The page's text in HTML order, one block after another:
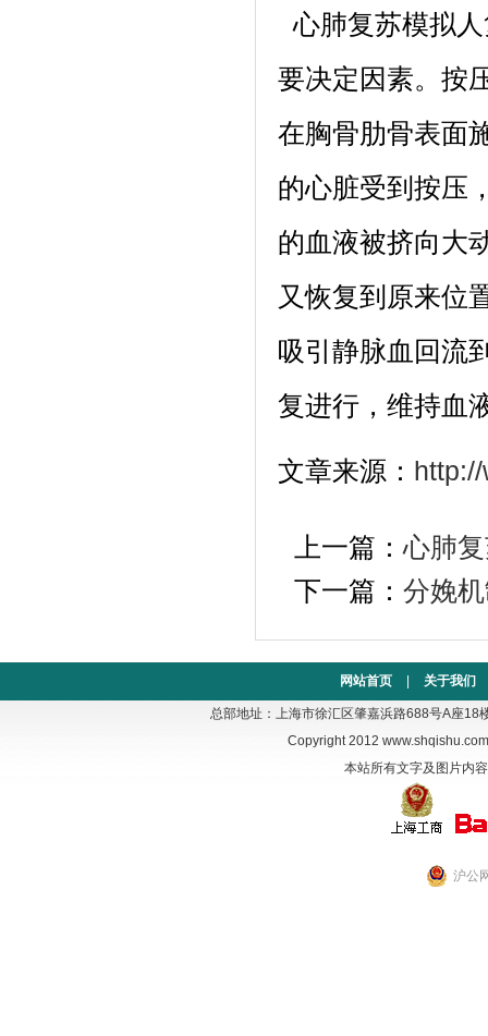
心肺复苏模拟
要决定因素。按
在胸骨肋骨表面
的心脏受到按压
的血液被挤向大
又恢复到原来位
吸引静脉血回流
复进行，维持血
文章来源：
上一篇：心肺
下一篇： 分娩
网站首页 关于我们
总部地址：上海市徐汇区肇嘉浜路688号A座
Copyright 2012 www.shqishu.com
本站所有文字及图片内
沪公